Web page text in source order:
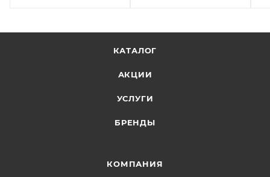
КАТАЛОГ
АКЦИИ
УСЛУГИ
БРЕНДЫ
КОМПАНИЯ